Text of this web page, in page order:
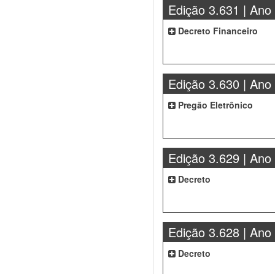
Edição 3.631 | Ano
Decreto Financeiro
Edição 3.630 | Ano
Pregão Eletrônico
Edição 3.629 | Ano
Decreto
Edição 3.628 | Ano
Decreto